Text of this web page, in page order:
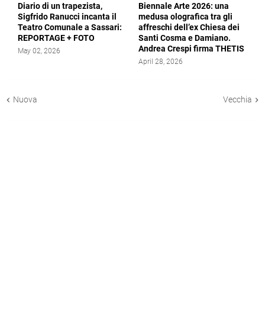
Diario di un trapezista,
Sigfrido Ranucci incanta il
Teatro Comunale a Sassari:
REPORTAGE + FOTO
May 02, 2026
Biennale Arte 2026: una
medusa olografica tra gli
affreschi dell’ex Chiesa dei
Santi Cosma e Damiano.
Andrea Crespi firma THETIS
April 28, 2026
Nuova Vecchia